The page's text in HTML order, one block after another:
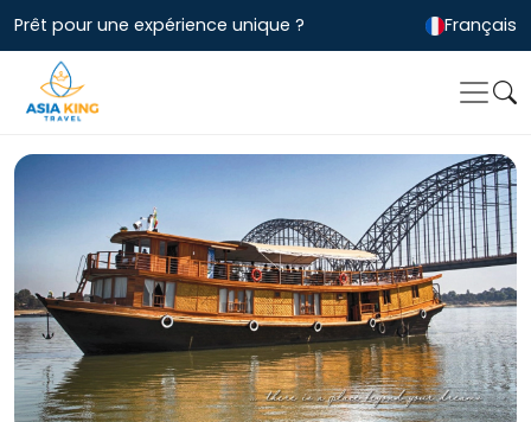
Prêt pour une expérience unique ? Français